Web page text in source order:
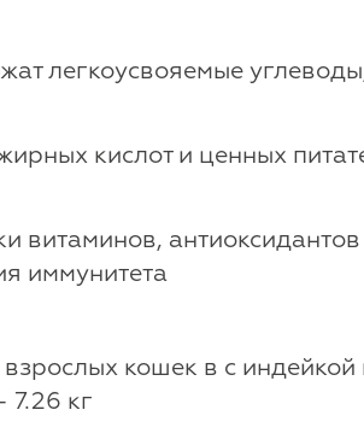
легкоусвояемые
кислот и ценных
витаминов,
иммунитета
кошек в с
7.26 кг